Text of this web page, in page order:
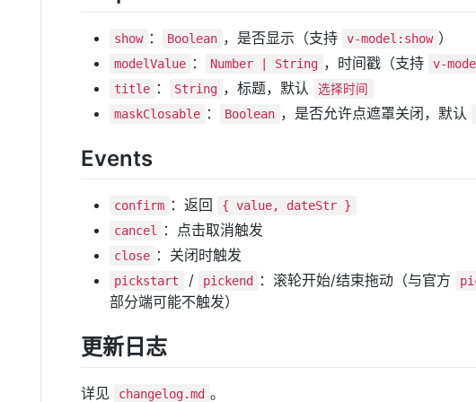
show ： Boolean ，是否显示（支持 v-model:show ）
modelValue ： Number | String ，时间戳（支持 v-
title ： String ，标题，默认
选择时间
maskClosable ： Boolean ，是否允许点遮罩关闭，默认
Events
confirm ：返回
{ value, dateStr }
cancel
：点击取消触发
close ：关闭时触发
pickstart / pickend ：滚轮开始/结束拖动（与官方
部分端可能不触发）
更新日志
详见 changelog.md 。